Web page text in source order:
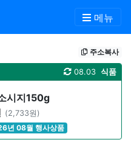
메뉴
주소복사
식품
08.03
시지150g
(2,733원)
년 08월 행사상품